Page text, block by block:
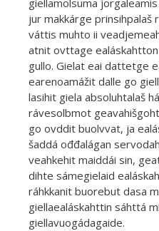
giellamolsuma
jur makkárge prinsihpalaš
váttis muhto ii
atnit ovttage
gullo. Gielat eai dattetge
earenoamážit dalle go
lasihit giela absoluhtalaš
rávesolbmot
go ovddit buolvvat, ja
šaddá ođđalágan
veahkehit maiddái sin,
dihte sámegielaid
ráhkkanit buorebut dasa
giellaealáskahttin sáhttá
giellavuogádagaide.